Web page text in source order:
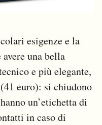
esigenze e la
una bella
e più elegante,
(41 euro): si chiudono
un’etichetta di
in caso di